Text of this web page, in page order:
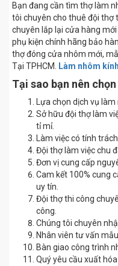
Bạn đang cần tìm thợ làm
tôi chuyên cho thuê đội thợ
chuyên lắp lại cửa hàng
phụ kiện chính hãng bảo
thợ đóng cửa nhôm mới,
Tại TPHCM.
Làm nhôm
Tại sao bạn nên
Lựa chọn dịch vụ
Sở hữu đội thợ làm
tỉ mỉ.
Làm việc có tính
Đội thợ làm việc chu
Đơn vị cung cấp
Cam kết 100% cung
uy tín.
Đội thợ thi công
công.
Chúng tôi chuyên
Nhân viên tư vấn
Bàn giao công trình
Quý yêu cầu xuất